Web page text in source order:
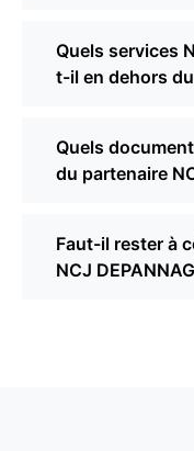
Quels services
t-il en dehors
Quels
du partenaire
Faut-il rester à
NCJ